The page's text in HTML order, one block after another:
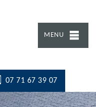
MENU
07 71 67 39 07